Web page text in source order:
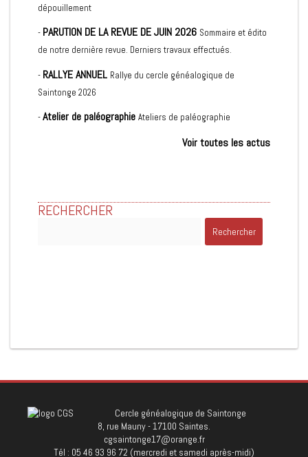
dépouillement
- PARUTION DE LA REVUE DE JUIN 2026 Sommaire et édito
de notre dernière revue. Derniers travaux effectués.
- RALLYE ANNUEL Rallye du cercle généalogique de
Saintonge 2026
-Atelier de paléographie Ateliers de paléographie
Voir toutes les actus
RECHERCHER
Cercle généalogique de Saintonge
8, rue Mauny - 17100 Saintes.
cgsaintonge17@orange.fr
Tél : 05 46 93 96 72 (mercredi et samedi après-midi)